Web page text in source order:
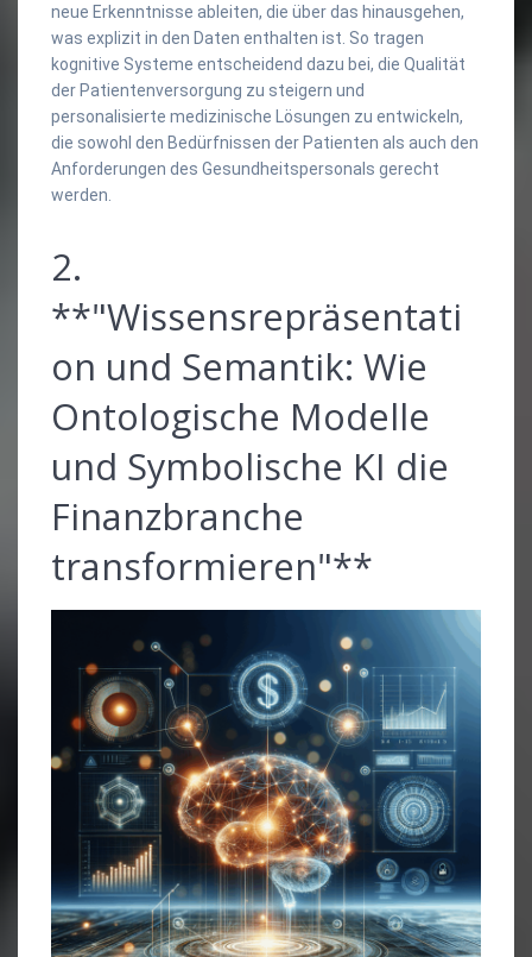
neue Erkenntnisse ableiten, die über das hinausgehen,
was explizit in den Daten enthalten ist. So tragen
kognitive Systeme entscheidend dazu bei, die Qualität
der Patientenversorgung zu steigern und
personalisierte medizinische Lösungen zu entwickeln,
die sowohl den Bedürfnissen der Patienten als auch den
Anforderungen des Gesundheitspersonals gerecht
werden.
2.
**"Wissensrepräsentati
on und Semantik: Wie
Ontologische Modelle
und Symbolische KI die
Finanzbranche
transformieren"**